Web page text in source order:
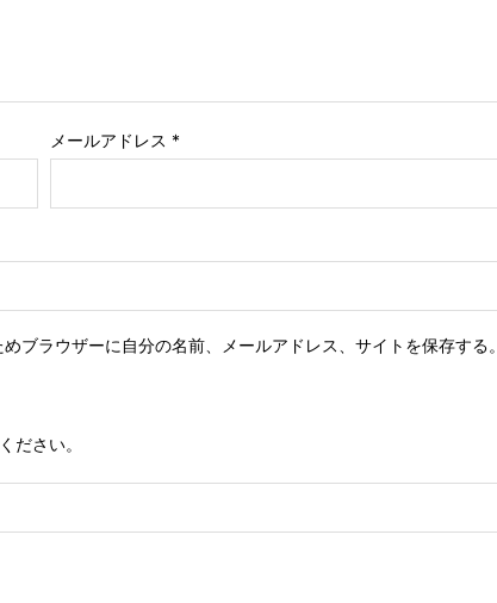
メールアドレス *
ブラウザーに自分の名前、メールアドレス、サイトを保存する。
ださい。